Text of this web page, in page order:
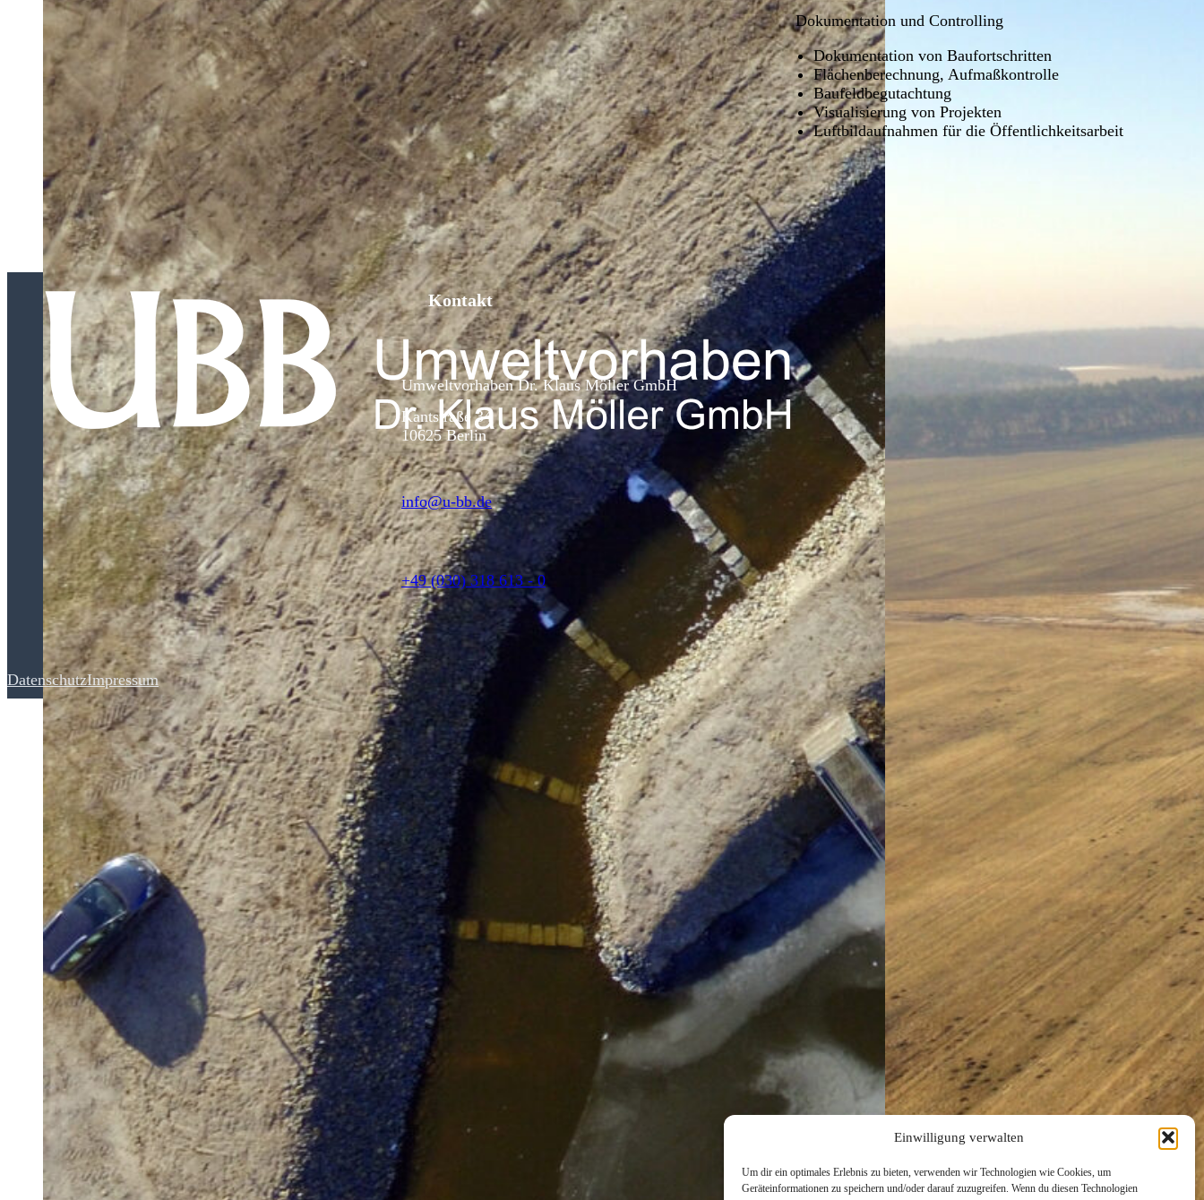
Einwilligung verwalten
Um dir ein optimales Erlebnis zu bieten, verwenden wir Technologien wie Cookies, um
Geräteinformationen zu speichern und/oder darauf zuzugreifen. Wenn du diesen Technologien
Dokumentation und Controlling
Dokumentation von Baufortschritten
Flächenberechnung, Aufmaßkontrolle
Baufeldbegutachtung
Visualisierung von Projekten
Luftbildaufnahmen für die Öffentlichkeitsarbeit
Kontakt
Umweltvorhaben Dr. Klaus Möller GmbH
Kantstraße 34
10625 Berlin
info@u-bb.de
+49 (030) 318 613 - 0
DatenschutzImpressum